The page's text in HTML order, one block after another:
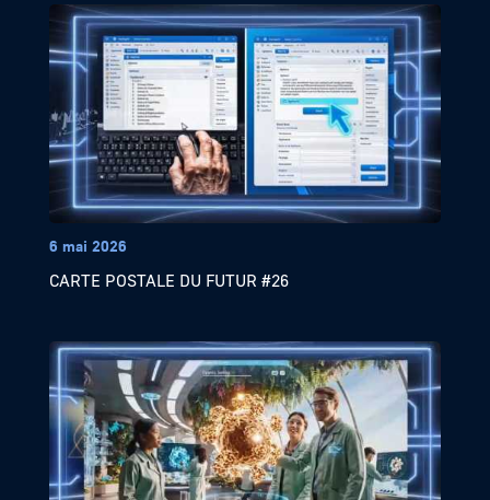
6 mai 2026
CARTE POSTALE DU FUTUR #26